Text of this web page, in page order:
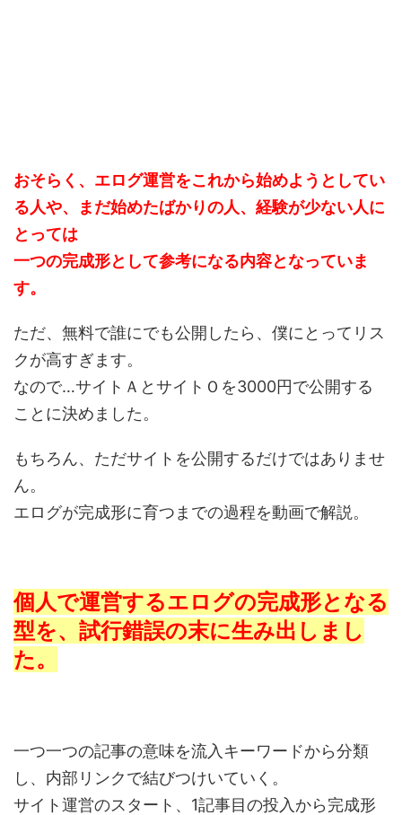
おそらく、エログ運営をこれから始めようとしてい
る人や、まだ始めたばかりの人、経験が少ない人に
とっては
一つの完成形として参考になる内容となっていま
す。
ただ、無料で誰にでも公開したら、僕にとってリス
クが高すぎます。
なので…サイトＡとサイトＯを3000円で公開する
ことに決めました。
もちろん、ただサイトを公開するだけではありませ
ん。
エログが完成形に育つまでの過程を動画で解説。
個人で運営するエログの完成形となる
型を、試行錯誤の末に生み出しまし
た。
一つ一つの記事の意味を流入キーワードから分類
し、内部リンクで結びつけいていく。
サイト運営のスタート、1記事目の投入から完成形